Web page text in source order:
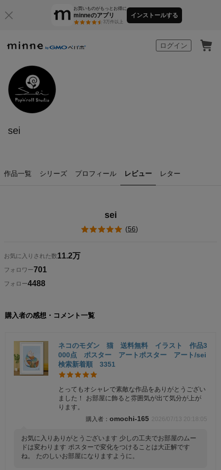
お買いものがもっとお得に
minneのアプリ
3万件以上
インストールする
ログイン
sei
作品一覧 シリーズ プロフィール レビュー レター
sei
(56)
お気に入りされた数11.2万
フォロワー701
フォロー4488
購入者の感想・コメント一覧
ネコのモダン 猫 送料無料 イラスト 作品3
000点 ポスター アートポスター アート/sei
検索新着順 3351
とってもオシャレで素敵な作品をありがとうござい
ました！ お部屋に飾ると雰囲気が出て気分が上が
ります。
omochi-165 2026/07/13 20:18:05
お気に入りありがとうございます 少しの工夫でお部屋のムー
ドは変わります ポスターで変化をつけることは大正解です
ね。 たのしいお部屋になりますように。